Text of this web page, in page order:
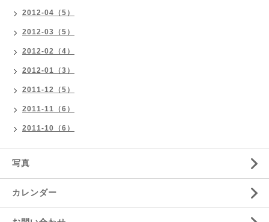
2012-04（5）
2012-03（5）
2012-02（4）
2012-01（3）
2011-12（5）
2011-11（6）
2011-10（6）
写真
カレンダー